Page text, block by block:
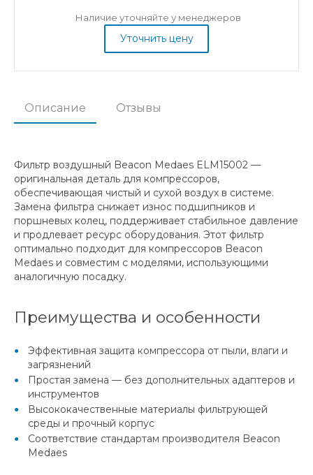
Наличие уточняйте у менеджеров
Уточнить цену
Описание Отзывы
Фильтр воздушный Beacon Medaes ELM15002 —
оригинальная деталь для компрессоров,
обеспечивающая чистый и сухой воздух в системе.
Замена фильтра снижает износ подшипников и
поршневых колец, поддерживает стабильное давление
и продлевает ресурс оборудования. Этот фильтр
оптимально подходит для компрессоров Beacon
Medaes и совместим с моделями, использующими
аналогичную посадку.
Преимущества и особенности
Эффективная защита компрессора от пыли, влаги и
загрязнений
Простая замена — без дополнительных адаптеров и
инструментов
Высококачественные материалы фильтрующей
среды и прочный корпус
Соответствие стандартам производителя Beacon
Medaes